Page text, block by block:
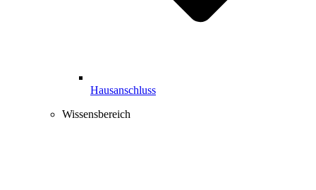
Hausanschluss
Wissensbereich